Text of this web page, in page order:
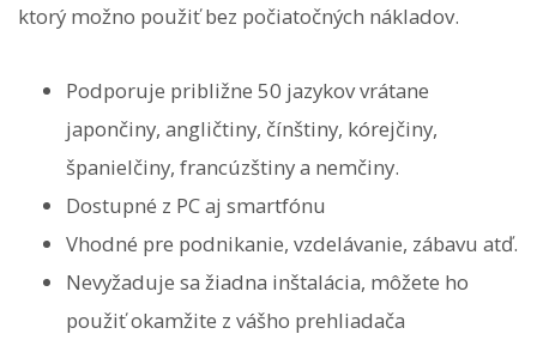
ktorý možno použiť bez počiatočných nákladov.
Podporuje približne 50 jazykov vrátane
japončiny, angličtiny, čínštiny, kórejčiny,
španielčiny, francúzštiny a nemčiny.
Dostupné z PC aj smartfónu
Vhodné pre podnikanie, vzdelávanie, zábavu atď.
Nevyžaduje sa žiadna inštalácia, môžete ho
použiť okamžite z vášho prehliadača